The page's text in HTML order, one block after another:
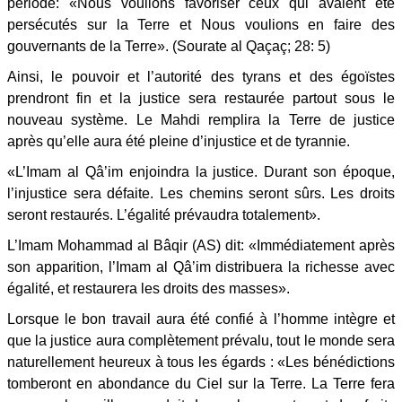
période: «Nous voulions favoriser ceux qui avaient été
persécutés sur la Terre et Nous voulions en faire des
gouvernants de la Terre». (Sourate al Qaçaç; 28: 5)
Ainsi, le pouvoir et l’autorité des tyrans et des égoïstes
prendront fin et la justice sera restaurée partout sous le
nouveau système. Le Mahdi remplira la Terre de justice
après qu’elle aura été pleine d’injustice et de tyrannie.
«L’Imam al Qâ’im enjoindra la justice. Durant son époque,
l’injustice sera défaite. Les chemins seront sûrs. Les droits
seront restaurés. L’égalité prévaudra totalement».
L’Imam Mohammad al Bâqir (AS) dit: «Immédiatement après
son apparition, l’Imam al Qâ’im distribuera la richesse avec
égalité, et restaurera les droits des masses».
Lorsque le bon travail aura été confié à l’homme intègre et
que la justice aura complètement prévalu, tout le monde sera
naturellement heureux à tous les égards : «Les bénédictions
tomberont en abondance du Ciel sur la Terre. La Terre fera